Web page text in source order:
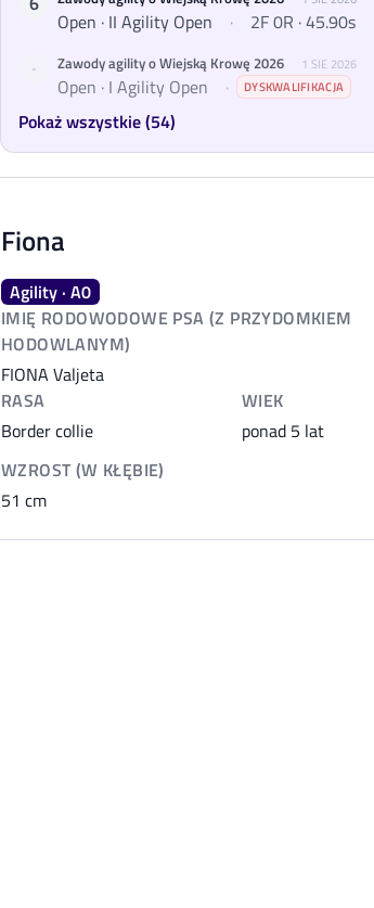
Open · II Agility Open · 2F 0R · 45.90s
- Zawody agility o Wiejską Krowę 2026 1 SIE 2026
Open · I Agility Open · DYSKWALIFIKACJA
Pokaż wszystkie (54)
Fiona
Agility · A0
IMIĘ RODOWODOWE PSA (Z PRZYDOMKIEM
HODOWLANYM)
FIONA Valjeta
RASA
Border collie
WIEK
ponad 5 lat
WZROST (W KŁĘBIE)
51 cm